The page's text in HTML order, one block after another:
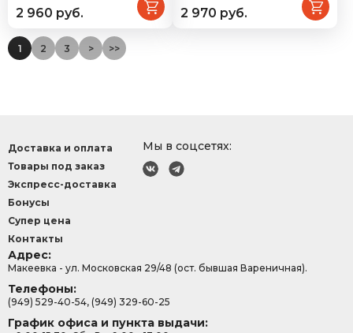
2 960 руб. 2 970 руб.
1 2 3 > >>
Мы в соцсетях:
Доставка и оплата
Товары под заказ
Экспресс-доставка
Бонусы
Супер цена
Контакты
Адрес:
Макеевка - ул. Московская 29/48 (ост. бывшая Вареничная).
Телефоны:
(949) 529-40-54, (949) 329-60-25
График офиса и пункта выдачи: